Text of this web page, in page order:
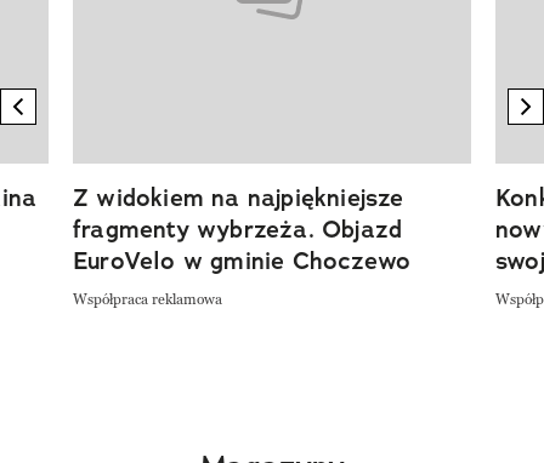
previous element
Z widokiem na najpiękniejsze
fragmenty wybrzeża. Objazd
EuroVelo w gminie Choczewo
Współpraca reklamowa